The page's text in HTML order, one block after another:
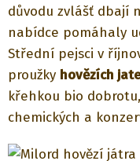
důvodu zvlášť dbají
nabídce pomáhaly
Střední pejsci v
proužky hovězích
křehkou bio
chemických a